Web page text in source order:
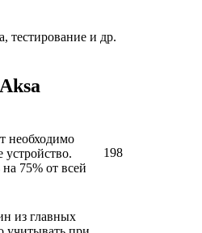
тестирование и др.
необходимо
устройство.
75% от всей
198
из главных